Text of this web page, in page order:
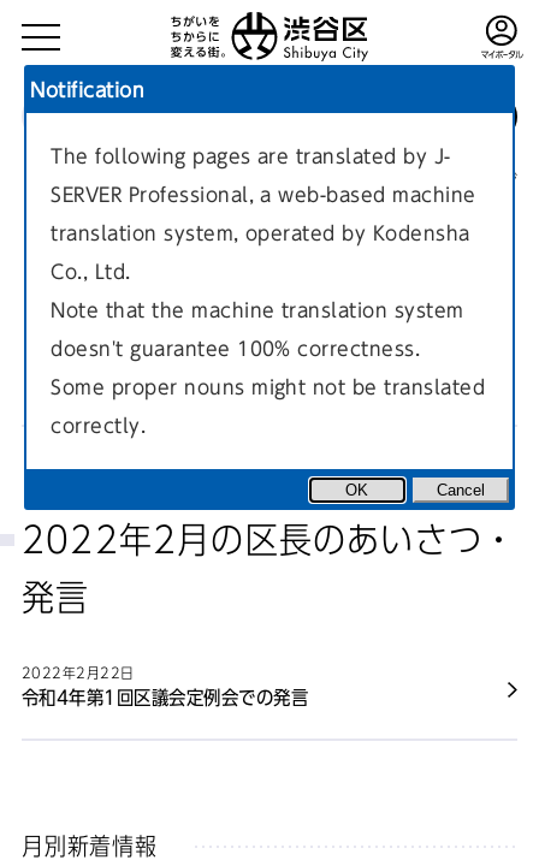
現在のページ
区長のあいさつ・発言一覧
2022年2月の区長のあいさつ・
発言
2022年2月22日
令和4年第1回区議会定例会での発言
月別新着情報
Notification
The following pages are translated by J-
SERVER Professional, a web-based machine
translation system, operated by Kodensha
Co., Ltd.
Note that the machine translation system
doesn't guarantee 100% correctness.
Some proper nouns might not be translated
correctly.
OK Cancel